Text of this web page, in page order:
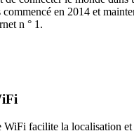
en 2014 et
n ° 1.
WiFi facilite la localisation